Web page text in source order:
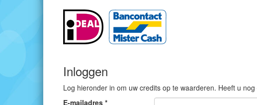
Inloggen
Log hieronder in om uw credits op te waarderen. Heeft u
E-mailadres *